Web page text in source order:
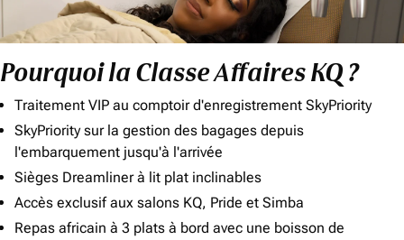
Pourquoi la Classe Affaires KQ ?
Traitement VIP au comptoir d'enregistrement SkyPriority
SkyPriority sur la gestion des bagages depuis
l'embarquement jusqu'à l'arrivée
Sièges Dreamliner à lit plat inclinables
Accès exclusif aux salons KQ, Pride et Simba
Repas africain à 3 plats à bord avec une boisson de